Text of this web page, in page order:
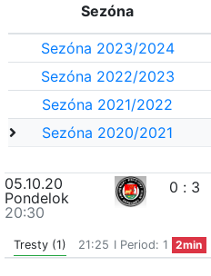
Sezóna
Sezóna 2023/2024
Sezóna 2022/2023
Sezóna 2021/2022
Sezóna 2020/2021
05.10.20
Pondelok
20:30
0 : 3
Tresty (1) 21:25 I Period: 1 2min